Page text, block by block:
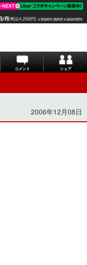
コメント シェア
2006年12月08日